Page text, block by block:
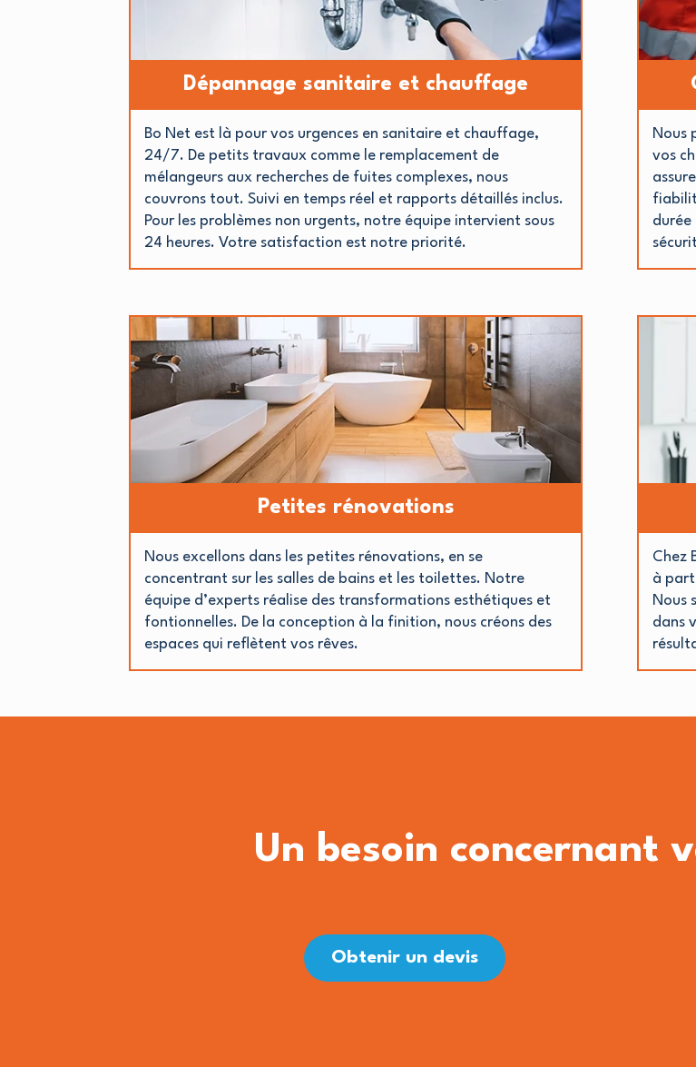
Dépannage sanitaire et chauffage
Bo Net est là pour vos urgences en sanitaire et chauffage,
24/7. De petits travaux comme le remplacement de
mélangeurs aux recherches de fuites complexes, nous
couvrons tout. Suivi en temps réel et rapports détaillés inclus.
Pour les problèmes non urgents, notre équipe intervient sous
24 heures. Votre satisfaction est notre priorité.
Nous
vos
Petites rénovations
Nous excellons dans les petites rénovations, en se
concentrant sur les salles de bains et les toilettes. Notre
équipe d’experts réalise des transformations esthétiques et
fontionnelles. De la conception à la finition, nous créons des
espaces qui reflètent vos rêves.
Chez
à
Nous
dans
Un besoin concernant
Obtenir un devis